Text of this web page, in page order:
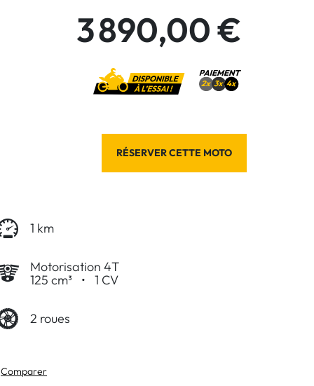
3 890,00 €
RÉSERVER CETTE MOTO
1 km
Motorisation 4T
125 cm³ •1 CV
2 roues
Comparer